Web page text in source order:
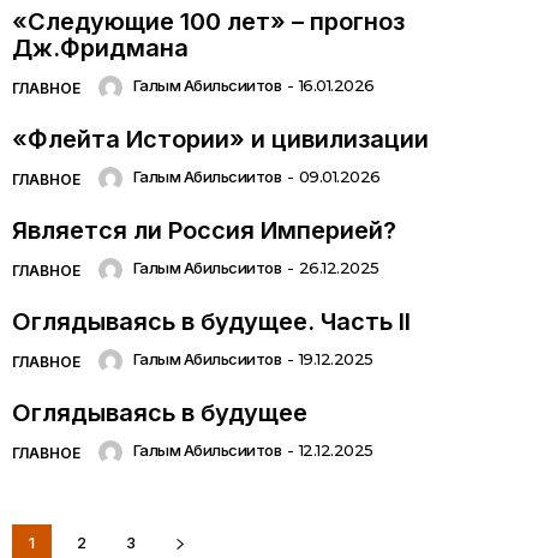
«Следующие 100 лет» – прогноз
Дж.Фридмана
ГЛАВНОЕ Галым Абильсиитов - 16.01.2026
«Флейта Истории» и цивилизации
ГЛАВНОЕ Галым Абильсиитов - 09.01.2026
Является ли Россия Империей?
ГЛАВНОЕ Галым Абильсиитов - 26.12.2025
Оглядываясь в будущее. Часть II
ГЛАВНОЕ Галым Абильсиитов - 19.12.2025
Оглядываясь в будущее
ГЛАВНОЕ Галым Абильсиитов - 12.12.2025
1 2 3